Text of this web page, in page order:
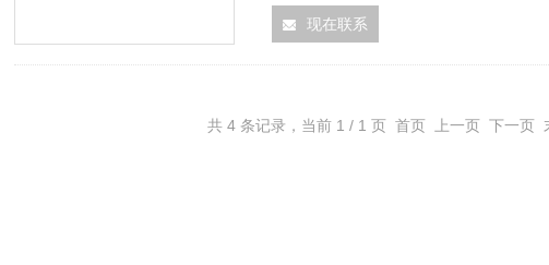
现在联系
共 4 条记录，当前 1 / 1 页 首页 上一页 下一页